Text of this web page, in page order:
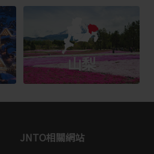
山梨
JNTO相關網站